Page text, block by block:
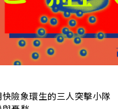
險象環生的三人突擊小隊